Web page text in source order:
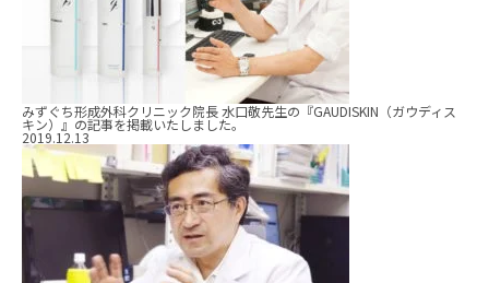
みずぐち形成外科クリニック院長 水口敬先生の『GAUDISKIN（ガウディス
キン）』の記事を掲載いたしました。
2019.12.13